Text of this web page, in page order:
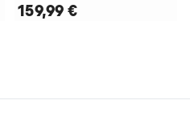
159,99 €